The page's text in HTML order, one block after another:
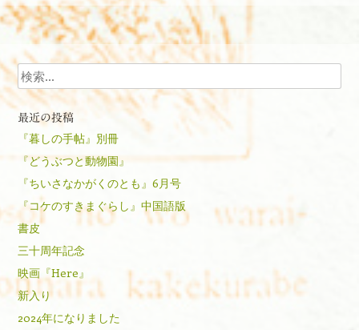
投稿ナビゲーション
検索
最近の投稿
『暮しの手帖』別冊
『どうぶつと動物園』
『ちいさなかがくのとも』6月号
『コケのすきまぐらし』中国語版
書皮
三十周年記念
映画『Here』
新入り
2024年になりました